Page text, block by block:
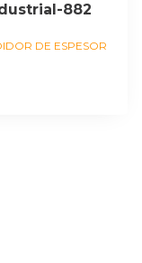
882
DE ESPESOR